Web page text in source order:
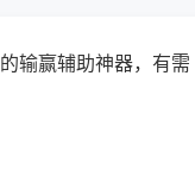
输赢辅助神器，有需